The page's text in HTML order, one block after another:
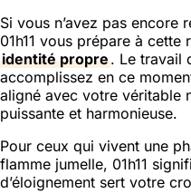
Si vous n’avez pas encore
01h11 vous prépare à
identité propre. Le travail
accomplissez en ce
aligné avec votre véritable
puissante et harmonieuse.
Pour ceux qui vivent une
flamme jumelle, 01h11
d’éloignement sert votre